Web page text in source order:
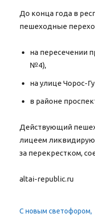
До конца года в
пешеходные
на пересечении
№4),
на улице Чорос-
в районе
Действующий
лицеем
за перекрестком,
altai-republic.ru
С новым светофором,